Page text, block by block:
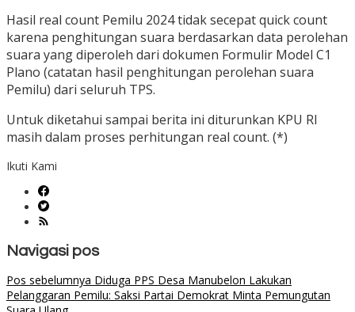
Hasil real count Pemilu 2024 tidak secepat quick count
karena penghitungan suara berdasarkan data perolehan
suara yang diperoleh dari dokumen Formulir Model C1
Plano (catatan hasil penghitungan perolehan suara
Pemilu) dari seluruh TPS.
Untuk diketahui sampai berita ini diturunkan KPU RI
masih dalam proses perhitungan real count. (*)
Ikuti Kami
Navigasi pos
Pos sebelumnya Diduga PPS Desa Manubelon Lakukan
Pelanggaran Pemilu: Saksi Partai Demokrat Minta Pemungutan